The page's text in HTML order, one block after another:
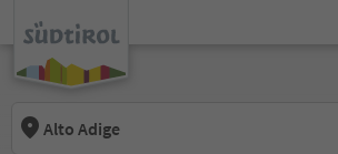
Alto Adige